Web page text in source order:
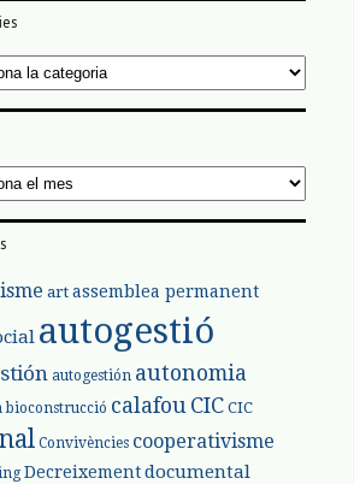
art assemblea permanent
autogestió
autogestión autonomia
bioconstrucció calafou CIC CIC
Convivències cooperativisme
Decreixementdocumental